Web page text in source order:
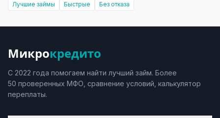
Лучшие займы Быстрые Без отказа
Микрокредито
С 2022 года помогаем найти лучший займ. Более
50 проверенных МФО, сравнение условий, калькулятор
переплаты.